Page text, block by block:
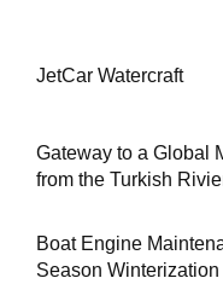
JetCar Watercraft
Gateway to a Global
from the Turkish
Boat Engine
Season